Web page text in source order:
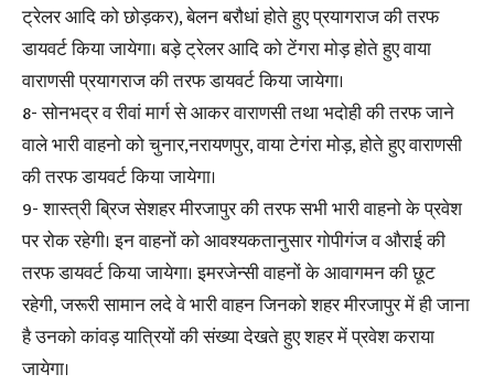
ट्रेलर आदि को छोड़कर), बेलन बरौधां होते हुए प्रयागराज की तरफ
डायवर्ट किया जायेगा। बड़े ट्रेलर आदि को टेंगरा मोड़ होते हुए वाया
वाराणसी प्रयागराज की तरफ डायवर्ट किया जायेगा।
8- सोनभद्र व रीवां मार्ग से आकर वाराणसी तथा भदोही की तरफ जाने
वाले भारी वाहनो को चुनार,नरायणपुर, वाया टेगंरा मोड़, होते हुए वाराणसी
की तरफ डायवर्ट किया जायेगा।
9- शास्त्री ब्रिज सेशहर मीरजापुर की तरफ सभी भारी वाहनो के प्रवेश
पर रोक रहेगी। इन वाहनों को आवश्यकतानुसार गोपीगंज व औराई की
तरफ डायवर्ट किया जायेगा। इमरजेन्सी वाहनों के आवागमन की छूट
रहेगी, जरूरी सामान लदे वे भारी वाहन जिनको शहर मीरजापुर में ही जाना
है उनको कांवड़ यात्रियों की संख्या देखते हुए शहर में प्रवेश कराया
जायेगा।